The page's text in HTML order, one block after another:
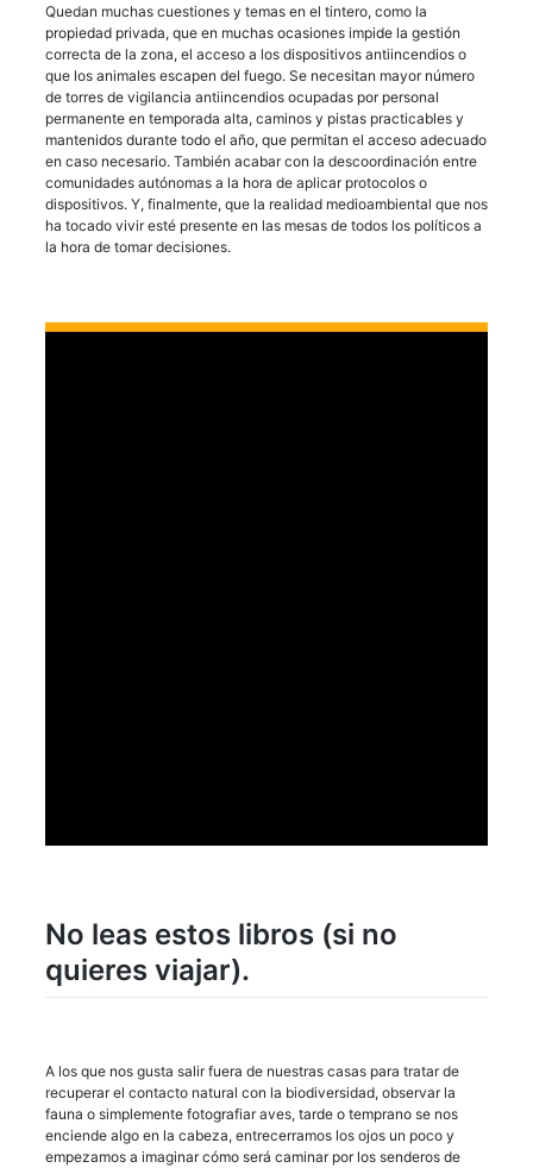
Quedan muchas cuestiones y temas en el tintero, como la
propiedad privada, que en muchas ocasiones impide la gestión
correcta de la zona, el acceso a los dispositivos antiincendios o
que los animales escapen del fuego. Se necesitan mayor número
de torres de vigilancia antiincendios ocupadas por personal
permanente en temporada alta, caminos y pistas practicables y
mantenidos durante todo el año, que permitan el acceso adecuado
en caso necesario. También acabar con la descoordinación entre
comunidades autónomas a la hora de aplicar protocolos o
dispositivos. Y, finalmente, que la realidad medioambiental que nos
ha tocado vivir esté presente en las mesas de todos los políticos a
la hora de tomar decisiones.
No leas estos libros (si no
quieres viajar).
A los que nos gusta salir fuera de nuestras casas para tratar de
recuperar el contacto natural con la biodiversidad, observar la
fauna o simplemente fotografiar aves, tarde o temprano se nos
enciende algo en la cabeza, entrecerramos los ojos un poco y
empezamos a imaginar cómo será caminar por los senderos de